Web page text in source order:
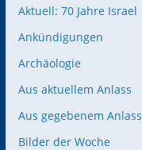
Aktuell: 70 Jahre Israel
Ankündigungen
Archäologie
Aus aktuellem Anlass
Aus gegebenem Anlass
Bilder der Woche